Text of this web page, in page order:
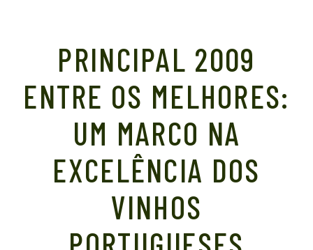
PRINCIPAL 2009
ENTRE OS MELHORES:
UM MARCO NA
EXCELÊNCIA DOS
VINHOS